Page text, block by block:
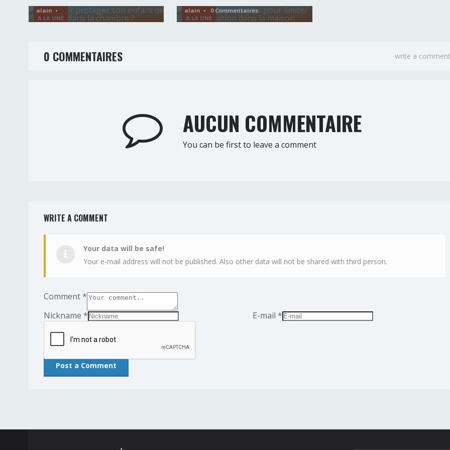
A LA UNE
alain •
A LA UNE
alain • 0 Commentaires
write a comment
0 COMMENTAIRES
AUCUN COMMENTAIRE
You can be first to leave a comment
WRITE A COMMENT
Your data will be safe!
Your e-mail address will not be published. Also other data will not be shared with third person.
Comment*
Nickname * E-mail *